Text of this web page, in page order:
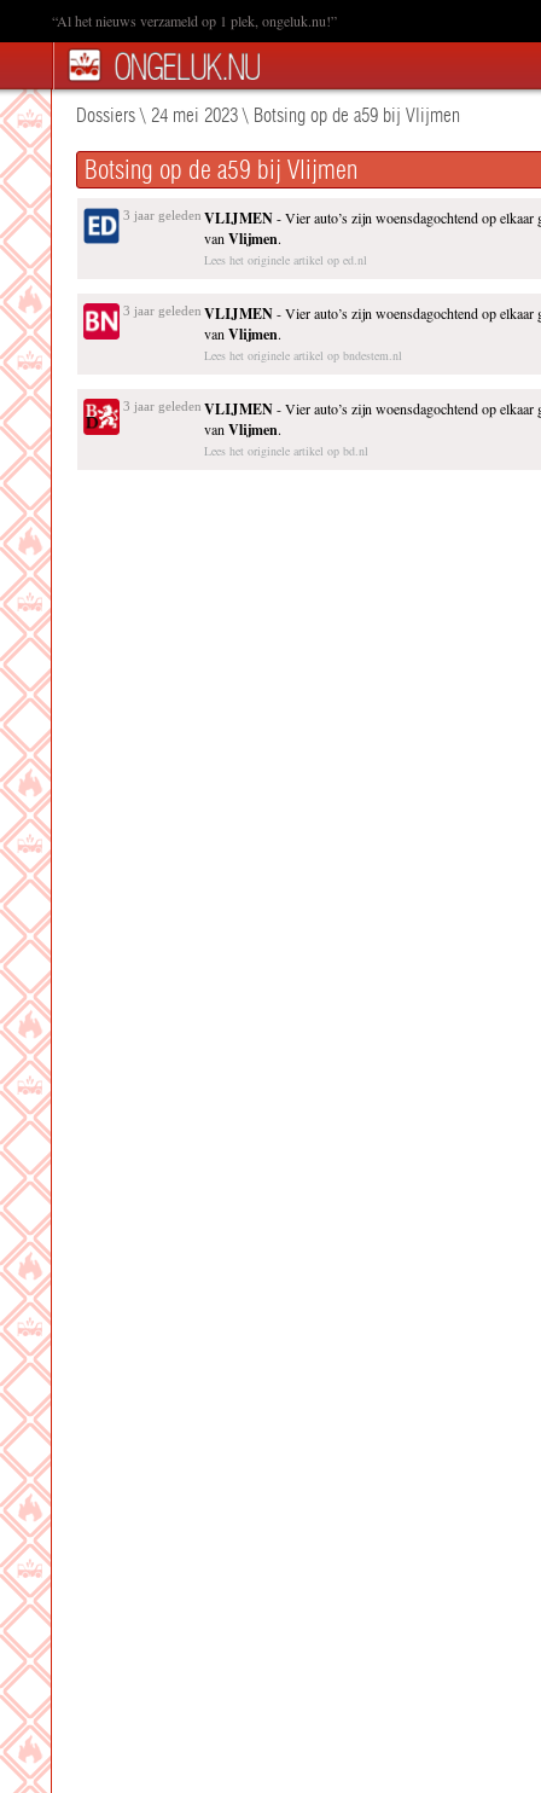
“Al het nieuws verzameld op 1 plek, ongeluk.nu!”
Dossiers\ 24 mei 2023\ Botsing op de a59 bij Vlijmen
Botsing op de a59 bij Vlijmen
3 jaar geleden VLIJMEN- Vier auto’s zijn woensdagochtend op elkaar
van Vlijmen.
Lees het originele artikel op ed.nl
3 jaar geleden VLIJMEN- Vier auto’s zijn woensdagochtend op elkaar
van Vlijmen.
Lees het originele artikel op bndestem.nl
3 jaar geleden VLIJMEN- Vier auto’s zijn woensdagochtend op elkaar
van Vlijmen.
Lees het originele artikel op bd.nl